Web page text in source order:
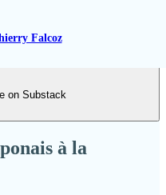
Falcoz
on Substack
à la